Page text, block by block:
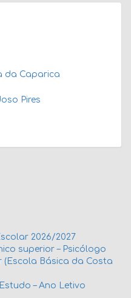
da Caparica
Pires
2026/2027
superior – Psicólogo
(Escola Básica da Costa
– Ano Letivo